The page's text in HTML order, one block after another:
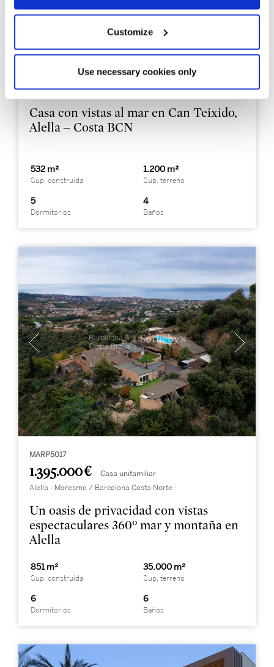
Customize
Use necessary cookies only
MARP1054
1.980.000 € Casa unifamiliar
Alella - Maresme / Barcelona Costa Norte
Casa con vistas al mar en Can Teixido,
Alella – Costa BCN
532 m²
Sup. construida
1.200 m²
Sup. terreno
5
Dormitorios
4
Baños
MARP5017
1.395.000 € Casa unifamiliar
Alella - Maresme / Barcelona Costa Norte
Un oasis de privacidad con vistas
espectaculares 360º mar y montaña en
Alella
851 m²
Sup. construida
35.000 m²
Sup. terreno
6
Dormitorios
6
Baños